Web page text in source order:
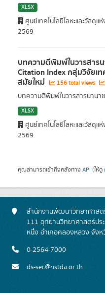
XLSX
ศูนย์เทคโนโลยีโลหะและวัสดุแ
2569
บทความตีพิมพ์ในวารสาร
Citation Index กลุ่มวิจัยเท
สมัยใหม่ 156 total views
บทความตีพิมพ์ในวารสารนาน
XLSX
ศูนย์เทคโนโลยีโลหะและวัสดุแ
2569
คุณสามารถเข้าถึงคลังทาง API (ให้ดู
สำนักงานพัฒนาวิทยาศาสตร์
111 อุทยานวิทยาศาสตร์ปร
หนึ่ง อำเภอคลองหลวง จัง
0-2564-7000
ds-sec@nstda.or.th